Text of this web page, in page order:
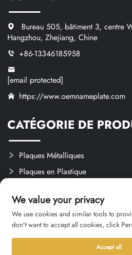
Bureau 505, bâtiment 3, centre
Hangzhou, Zhejiang, Chine
+86-13346185958
[email protected]
https://www.oemnameplate.com
CATÉGORIE DE
Plaques Métalliques
Plaques en Plastique
Créations Sur Mesure
Droit d'auteur © 2026 Hangzhou Qianxi
We value your privacy
We use cookies and similar tools to
don't want to accept all cookies, click
Accept all